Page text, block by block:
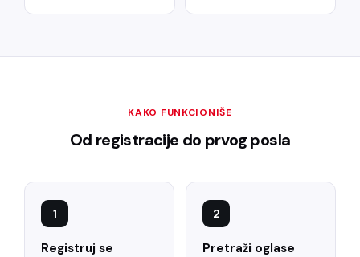
KAKO FUNKCIONIŠE
Od registracije do prvog posla
1
Registruj se
2
Pretraži oglase